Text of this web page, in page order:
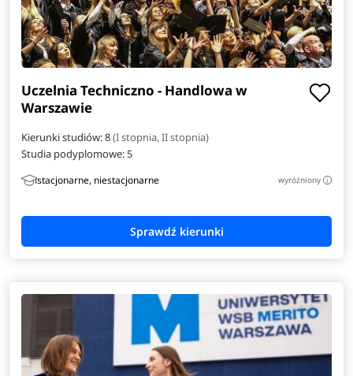
Uczelnia Techniczno - Handlowa w
Warszawie
Kierunki studiów: 8(I stopnia, II stopnia)
Studia podyplomowe:5
stacjonarne, niestacjonarne wyróżniony i